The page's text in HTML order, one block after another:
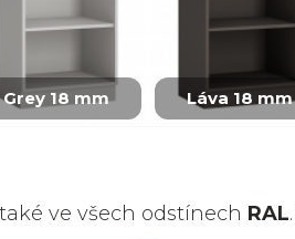
Grey 18 mm Láva 18 mm
ve všech odstínech RAL